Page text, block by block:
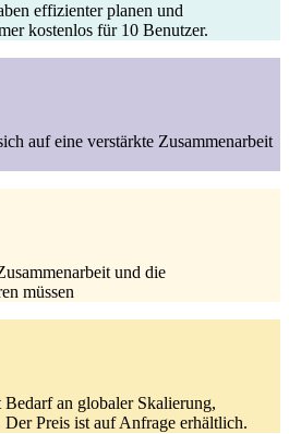
effizienter planen und
kostenlos für 10 Benutzer.
auf eine verstärkte Zusammenarbeit
und die
müssen
an globaler Skalierung,
Preis ist auf Anfrage erhältlich.